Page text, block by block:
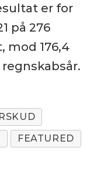
er for
på 276
mod 176,4
FEATURED